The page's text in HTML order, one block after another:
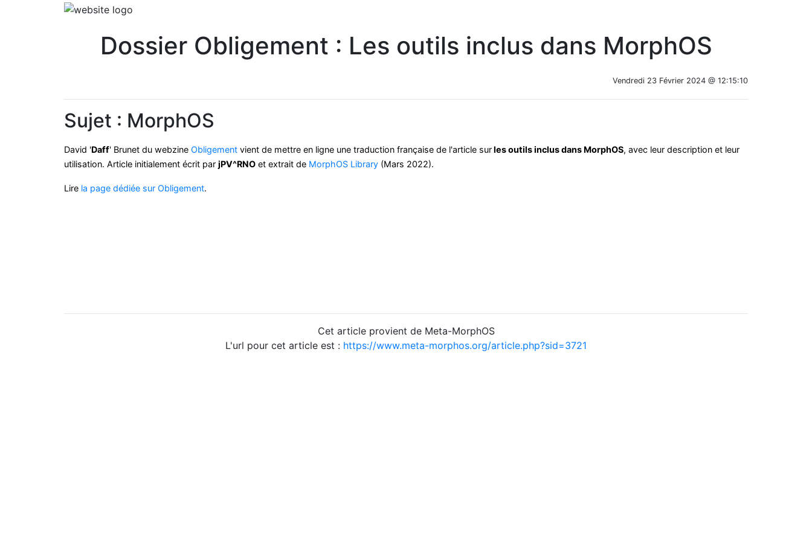
Dossier Obligement : Les outils inclus dans MorphOS
Vendredi 23 Février 2024 @ 12:15:10
Sujet : MorphOS
David 'Daff' Brunet du webzine Obligement vient de mettre en ligne une traduction française de l'article surles outils inclus dans MorphOS, avec leur description et leur
utilisation. Article initialement écrit par jPV^RNO et extrait de MorphOS Library (Mars 2022).
Lire la page dédiée sur Obligement.
Cet article provient de Meta-MorphOS
L'url pour cet article est : https://www.meta-morphos.org/article.php?sid=3721